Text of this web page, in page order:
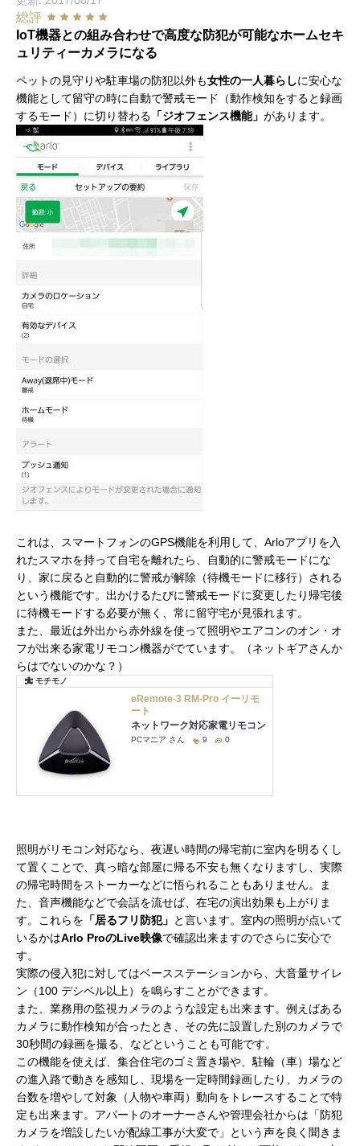
総評
IoT機器との組み合わせで高度な防犯が可能なホームセキ
ュリティーカメラになる
ペットの見守りや駐車場の防犯以外も女性の一人暮らしに安心な
機能として留守の時に自動で警戒モード（動作検知をすると録画
するモード）に切り替わる 「ジオフェンス機能」 があります。
これは、スマートフォンのGPS機能を利用して、Arloアプリを入
れたスマホを持って自宅を離れたら、自動的に警戒モードにな
り、家に戻ると自動的に警戒が解除（待機モードに移行）される
という機能です。出かけるたびに警戒モードに変更したり帰宅後
に待機モードする必要が無く、常に留守宅が見張れます。
また、最近は外出から赤外線を使って照明やエアコンのオン・オ
フが出来る家電リモコン機器がでています。（ネットギアさんか
らはでないのかな？）
照明がリモコン対応なら、夜遅い時間の帰宅前に室内を明るくし
て置くことで、真っ暗な部屋に帰る不安も無くなりますし、実際
の帰宅時間をストーカーなどに悟られることもありません。ま
た、音声機能などで会話を流せば、在宅の演出効果も上がりま
す。これらを 「居るフリ防犯」 と言います。室内の照明が点いて
いるかはArlo ProのLive映像で確認出来ますのでさらに安心で
す。
実際の侵入犯に対してはベースステーションから、大音量サイレ
ン（100 デシベル以上）を鳴らすことができます。
また、業務用の監視カメラのような設定も出来ます。例えばある
カメラに動作検知が合ったとき、その先に設置した別のカメラで
30秒間の録画を撮る、などということも可能です。
この機能を使えば、集合住宅のゴミ置き場や、駐輪（車）場など
の進入路で動きを感知し、現場を一定時間録画したり、カメラの
台数を増やして対象（人物や車両）動向をトレースすることで特
定も出来ます。アパートのオーナーさんや管理会社からは「防犯
カメラを増設したいが配線工事が大変で」という声を良く聞きま